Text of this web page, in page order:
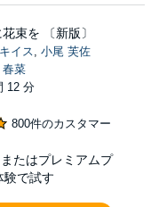
束を 〔新版〕
イス, 小尾 芙佐
春菜
12 分
800件のカスタマー
たはプレミアムプ
験で試す